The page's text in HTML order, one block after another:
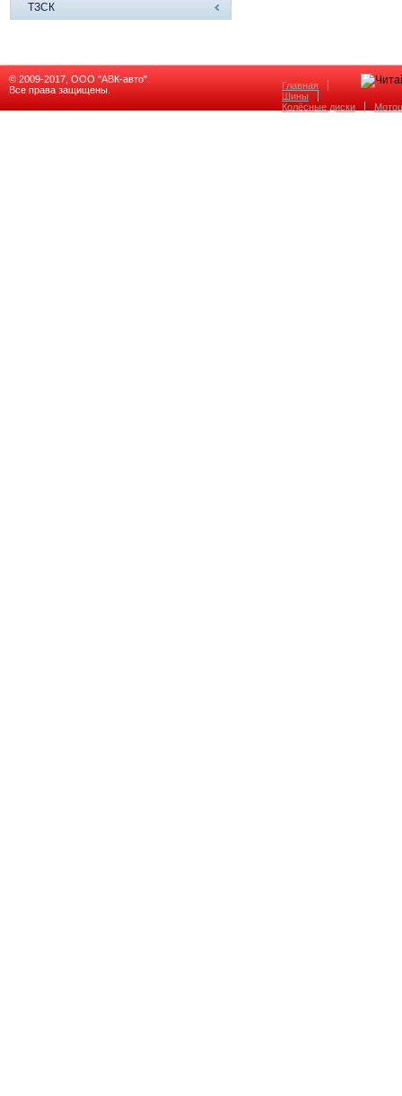
ТЗСК
© 2009-2017, ООО "АВК-авто".
Все права защищены.
Главная
Шины
Колёсные диски